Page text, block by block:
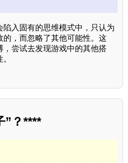
入固有的思维模式中，只认为
的，而忽略了其他可能性。这
，尝试去发现游戏中的其他搭
”？****